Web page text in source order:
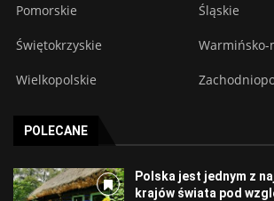
Pomorskie Śląskie
Świętokrzyskie Warmińsko-
Wielkopolskie
POLECANE
Polska jest jednym z
krajów świata pod